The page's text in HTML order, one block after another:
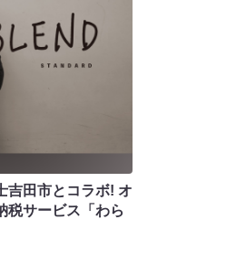
吉田市とコラボ! オ
税サービス「わら